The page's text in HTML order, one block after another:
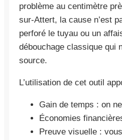
problème au centimètre
sur-Attert, la cause n’est
perforé le tuyau ou un
débouchage classique qui
source.
L’utilisation de cet outil
Gain de temps : on
Économies
Preuve visuelle :